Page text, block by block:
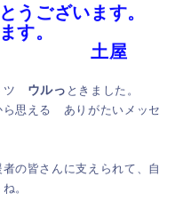
うございます。
す。
ツ ウルっ ときました。
ら思える ありがたいメッセ
の皆さんに支えられて、自
。